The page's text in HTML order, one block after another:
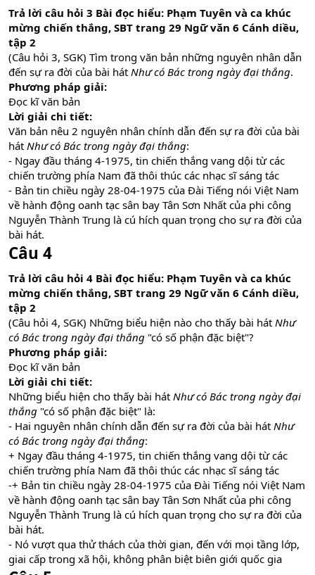
Trả lời câu hỏi 3 Bài đọc hiểu: Phạm Tuyên và ca khúc
mừng chiến thắng, SBT trang 29 Ngữ văn 6 Cánh diều,
tập 2
(Câu hỏi 3, SGK) Tìm trong văn bản những nguyên nhân dẫn
đến sự ra đời của bài hát Như có Bác trong ngày đại thắng.
Phương pháp giải:
Đọc kĩ văn bản
Lời giải chi tiết:
Văn bản nêu 2 nguyên nhân chính dẫn đến sự ra đời của bài
hát Như có Bác trong ngày đại thắng:
- Ngay đầu tháng 4-1975, tin chiến thắng vang dội từ các
chiến trường phía Nam đã thôi thúc các nhạc sĩ sáng tác
- Bản tin chiều ngày 28-04-1975 của Đài Tiếng nói Việt Nam
về hành động oanh tạc sân bay Tân Sơn Nhất của phi công
Nguyễn Thành Trung là cú hích quan trọng cho sự ra đời của
bài hát.
Câu 4
Trả lời câu hỏi 4 Bài đọc hiểu: Phạm Tuyên và ca khúc
mừng chiến thắng, SBT trang 29 Ngữ văn 6 Cánh diều,
tập 2
(Câu hỏi 4, SGK) Những biểu hiện nào cho thấy bài hát Như
có Bác trong ngày đại thắng "có số phận đặc biệt"?
Phương pháp giải:
Đọc kĩ văn bản
Lời giải chi tiết:
Những biểu hiện cho thấy bài hát Như có Bác trong ngày đại
thắng "có số phận đặc biệt" là:
- Hai nguyên nhân chính dẫn đến sự ra đời của bài hát Như
có Bác trong ngày đại thắng:
+ Ngay đầu tháng 4-1975, tin chiến thắng vang dội từ các
chiến trường phía Nam đã thôi thúc các nhạc sĩ sáng tác
-+ Bản tin chiều ngày 28-04-1975 của Đài Tiếng nói Việt Nam
về hành động oanh tạc sân bay Tân Sơn Nhất của phi công
Nguyễn Thành Trung là cú hích quan trọng cho sự ra đời của
bài hát.
- Nó vượt qua thử thách của thời gian, đến với mọi tầng lớp,
giai cấp trong xã hội, không phân biệt biên giới quốc gia